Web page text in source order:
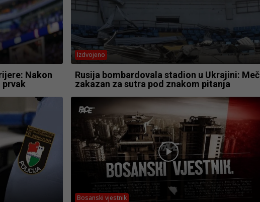
Nakon
prvak
Izdvojeno
Rusija bombardovala stadion u Ukrajini: Meč
zakazan za sutra pod znakom pitanja
Bosanski vjestnik